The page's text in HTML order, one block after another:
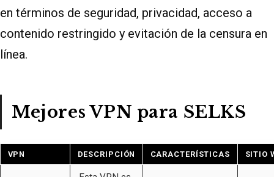
en términos de seguridad, privacidad, acceso a
contenido restringido y evitación de la censura en
línea.
Mejores VPN para SELKS
VPN DESCRIPCIÓN CARACTERÍSTICAS SITIO